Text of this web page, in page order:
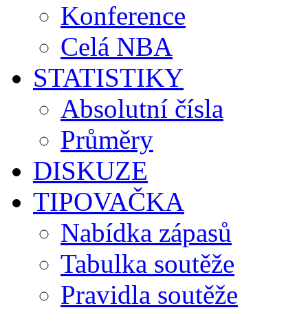
Konference
Celá NBA
STATISTIKY
Absolutní čísla
Průměry
DISKUZE
TIPOVAČKA
Nabídka zápasů
Tabulka soutěže
Pravidla soutěže